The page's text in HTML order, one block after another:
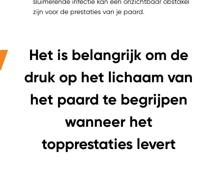
zijn voor de prestaties van je paard.
Het is belangrijk om de
druk op het lichaam van
het paard te begrijpen
wanneer het
topprestaties levert